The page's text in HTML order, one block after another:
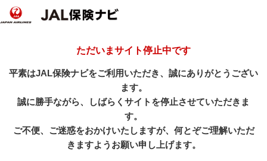
ただいまサイト停止中です
平素はJAL保険ナビをご利用いただき、誠にありがとうござい
ます。
誠に勝手ながら、しばらくサイトを停止させていただきま
す。
ご不便、ご迷惑をおかけいたしますが、何とぞご理解いただ
きますようお願い申し上げます。